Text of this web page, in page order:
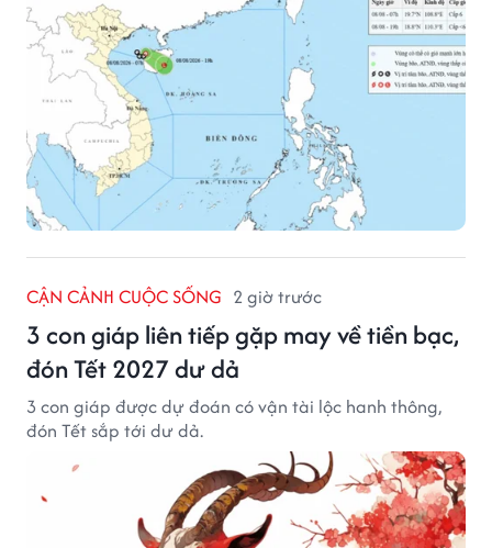
CẬN CẢNH CUỘC SỐNG 2 giờ trước
3 con giáp liên tiếp gặp may về tiền bạc,
đón Tết 2027 dư dả
3 con giáp được dự đoán có vận tài lộc hanh thông,
đón Tết sắp tới dư dả.